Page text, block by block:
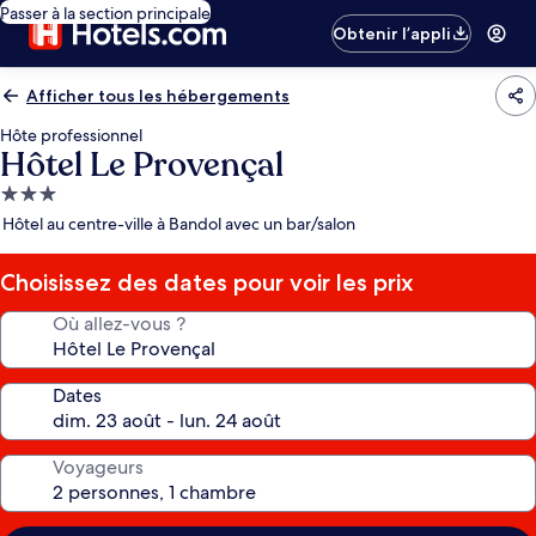
Passer à la section principale
Obtenir l’appli
Afficher tous les hébergements
Hôte professionnel
Hôtel Le Provençal
Hébergement
3.0 étoiles
Hôtel au centre-ville à Bandol avec un bar/salon
Choisissez des dates pour voir les prix
Où allez-vous ?
Dates
Voyageurs